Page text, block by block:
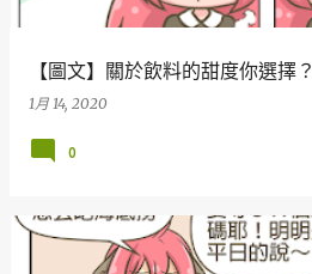
【圖文】關於飲料的甜度你選擇？
1月 14, 2020
0